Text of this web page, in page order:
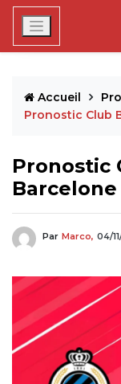
Accueil
Pronostic Club
Pronostic
Barcelone
Par Marco, 04/